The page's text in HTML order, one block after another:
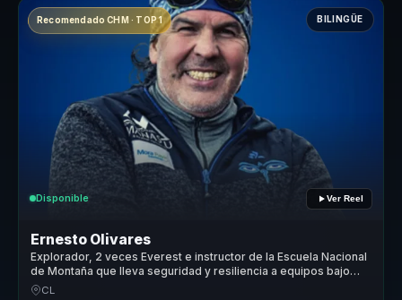
Recomendado CHM · TOP 1 BILINGÜE
Disponible Ver Reel
Ernesto Olivares
Explorador, 2 veces Everest e instructor de la Escuela Nacional
de Montaña que lleva seguridad y resiliencia a equipos bajo
presión.
CL